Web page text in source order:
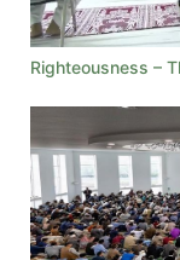
Righteousness –